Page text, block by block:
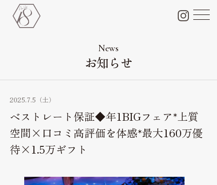
チャペル＆会場＆付帯設備
Bridal fair
料金プラン
Bridal plan
ペット婚
News
お知らせ
2025.7.5（土）
ベストレート保証◆年1BIGフェア*上質
空間×口コミ高評価を体感*最大160万優
待×1.5万ギフト